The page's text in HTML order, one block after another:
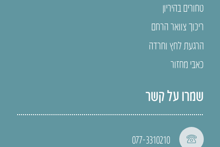
טחורים בהיריון
ריכוך צוואר הרחם
הרגעת לחץ וחרדה
כאבי מחזור
שמרו על קשר
077-3310210